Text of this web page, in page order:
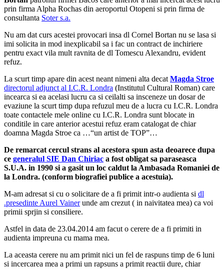
prin firma Alpha Rochas din aeroportul Otopeni si prin firma de
consultanta Soter s.a.
Nu am dat curs acestei provocari insa dl Cornel Bortan nu se lasa si
imi solicita in mod inexplicabil sa i fac un contract de inchiriere
pentru exact vila mult ravnita de dl Tomescu Alexandru, evident
refuz.
La scurt timp apare din acest neant nimeni alta decat Magda Stroe
directorul adjunct al I.C.R. Londra (Institutul Cultural Roman) care
incearca si ea acelasi lucru ca si ceilalti sa insceneze un dosar de
evaziune la scurt timp dupa refuzul meu de a lucra cu I.C.R. Londra
toate contactele mele online cu I.C.R. Londra sunt blocate in
conditile in care anterior acestui refuz eram catalogat de chiar
doamna Magda Stroe ca …“un artist de TOP”…
De remarcat cercul strans al acestora spun asta deoarece dupa
ce generalul SIE Dan Chiriac a fost obligat sa paraseasca
S.U.A. in 1990 si a gasit un loc caldut la Ambasada Romaniei de
la Londra. (conform biografiei publice a acestuia).
M-am adresat si cu o solicitare de a fi primit intr-o audienta si dl
.presedinte Aurel Vainerunde am crezut ( in naivitatea mea) ca voi
primii sprjin si consiliere.
Astfel in data de 23.04.2014 am facut o cerere de a fi primiti in
audienta impreuna cu mama mea.
La aceasta cerere nu am primit nici un fel de raspuns timp de 6 luni
si incercarea mea a primi un rapsuns a primit reactii dure, chiar